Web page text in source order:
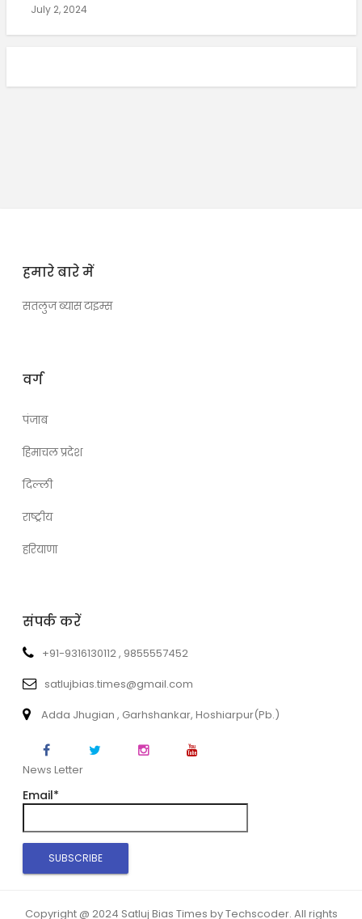
July 2, 2024
हमारे बारे में
सतलुज ब्यास टाइम्स
वर्ग
पंजाब
हिमाचल प्रदेश
दिल्ली
राष्ट्रीय
हरियाणा
संपर्क करें
+91-9316130112 , 9855557452
satlujbias.times@gmail.com
Adda Jhugian , Garhshankar, Hoshiarpur(Pb.)
News Letter
Email*
Copyright @ 2024 Satluj Bias Times by Techscoder. All rights